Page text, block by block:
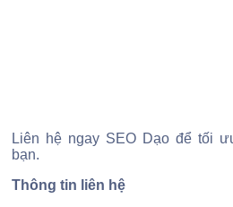
Liên hệ ngay SEO Dạo để tối
bạn.
Thông tin liên hệ